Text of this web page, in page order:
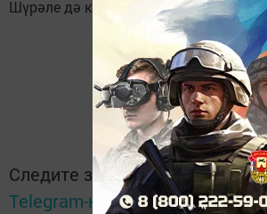
Шүрәле дә катнашкан...
Следите за самым важным и
Telegram-канале Татмедиа